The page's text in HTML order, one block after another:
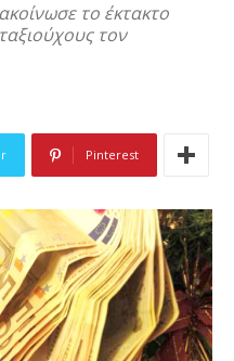
το έκτακτο
τον
Pinterest